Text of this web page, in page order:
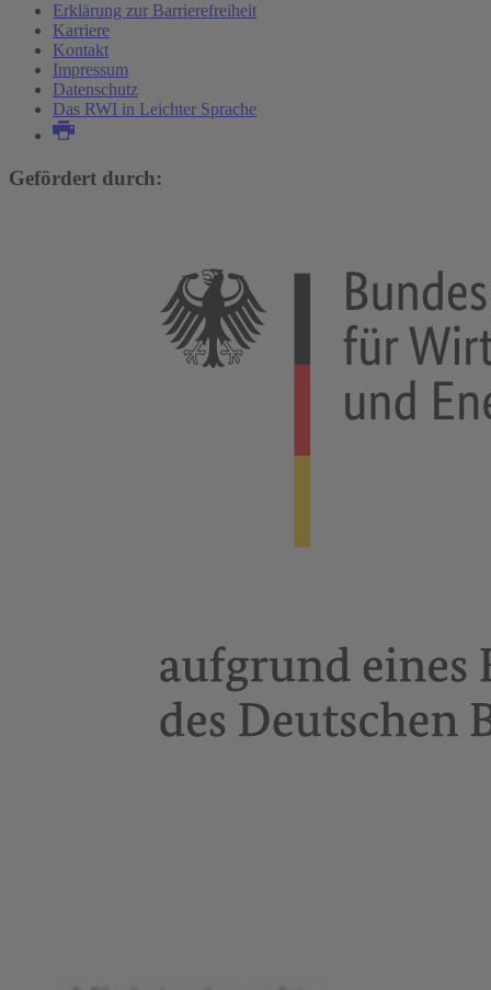
Erklärung zur Barrierefreiheit
Karriere
Kontakt
Impressum
Datenschutz
Das RWI in Leichter Sprache
Gefördert durch: